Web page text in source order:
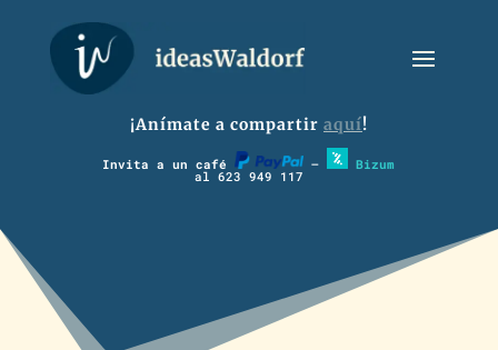
¡Anímate a compartir aquí!
Invita a un café – Bizum
al 623 949 117